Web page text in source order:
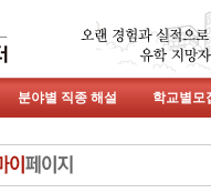
분야별 직종 해설 학교별모